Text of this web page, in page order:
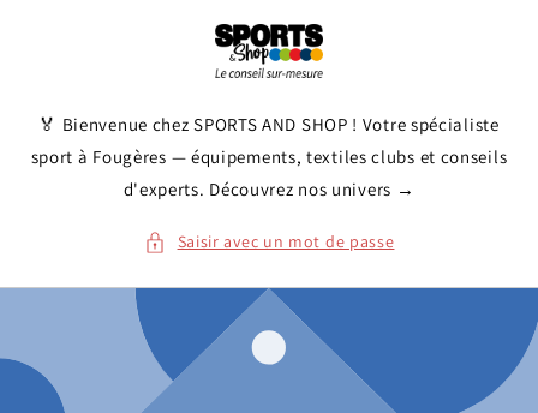
🏅 Bienvenue chez SPORTS AND SHOP ! Votre spécialiste
sport à Fougères — équipements, textiles clubs et conseils
d'experts. Découvrez nos univers →
Saisir avec un mot de passe